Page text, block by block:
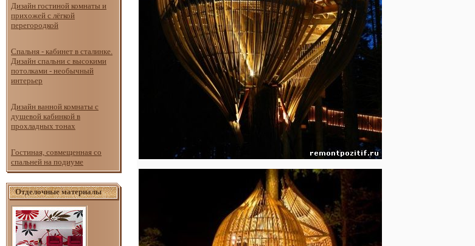
Дизайн гостиной комнаты и
прихожей с лёгкой
перегородкой
Спальня - кабинет в сталинке.
Дизайн спальни с высокими
потолками - необычный
интерьер
Дизайн ванной комнаты с
душевой кабинкой в
прохладных тонах
Гостиная, совмещенная со
спальней на подиуме
Отделочные материалы